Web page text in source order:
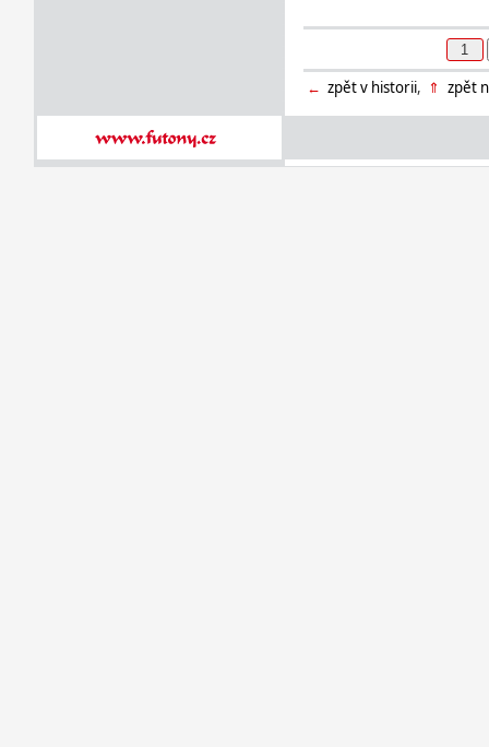
← zpět v historii, ⇑ zpět